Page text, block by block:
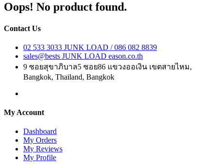
Oops! No product found.
Contact Us
02 533 3033 JUNK LOAD / 086 082 8839
sales@bests JUNK LOAD eason.co.th
9 ซอยสุขาภิบาล5 ซอย86 แขวงออเงิน เขตสายไหม,
Bangkok, Thailand, Bangkok
My Account
Dashboard
My Orders
My Reviews
My Profile